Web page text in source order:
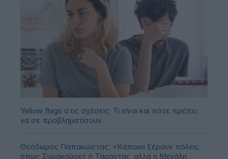
Yellow flags στις σχέσεις: Τι είναι και πότε πρέπει
να σε προβληματίσουν
Θεόδωρος Παπακώστας: «Κάποιοι ξέρουν πόλεις
όπως Συρακούσες ή Τάραντας, αλλά η Μεγάλη